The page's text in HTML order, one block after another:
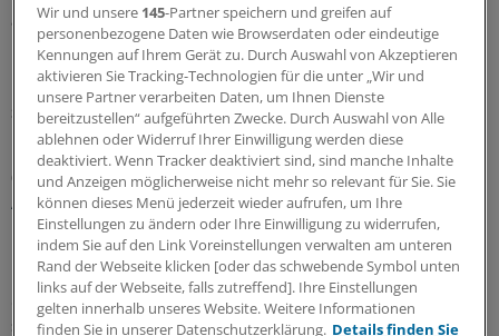
aus und verursachen viel Morbidität und Kosten. Ganzheitliche
Prävention ist möglich, wenn die Versorgung die
unterschiedlichen Organe gezielt in den Blick nimmt und
Risiken früh erkennt.
Sonderbericht|Mit freundlicher Unterstützung von:Roche Diagnostics
Deutschland GmbH, Mannheim
03.08.2026 | Osteoarthrose
Aktuelle Evidenz zur Wirksamkeit der
intraartikulären Hyaluronsäure
Die intraartikuläre Hyaluronsäure (IA-HA)-Therapie wird seit
langem, insbesondere bei Kniegelenksarthrose, eingesetzt, um
Gelenkschmerz und -funktion zu bessern. Die aktuelle Evidenz
spricht für die Wirksamkeit und Verträglichkeit einer IA-HA-
Wir und unsere 145-Partner speichern und greifen auf
personenbezogene Daten wie Browserdaten oder eindeutige
Kennungen auf Ihrem Gerät zu. Durch Auswahl von Akzeptieren
aktivieren Sie Tracking-Technologien für die unter „Wir und
unsere Partner verarbeiten Daten, um Ihnen Dienste
bereitzustellen“ aufgeführten Zwecke. Durch Auswahl von Alle
ablehnen oder Widerruf Ihrer Einwilligung werden diese
deaktiviert. Wenn Tracker deaktiviert sind, sind manche Inhalte
und Anzeigen möglicherweise nicht mehr so relevant für Sie. Sie
können dieses Menü jederzeit wieder aufrufen, um Ihre
Einstellungen zu ändern oder Ihre Einwilligung zu widerrufen,
indem Sie auf den Link Voreinstellungen verwalten am unteren
Rand der Webseite klicken [oder das schwebende Symbol unten
links auf der Webseite, falls zutreffend]. Ihre Einstellungen
gelten innerhalb unseres Website. Weitere Informationen
finden Sie in unserer Datenschutzerklärung. Details finden Sie